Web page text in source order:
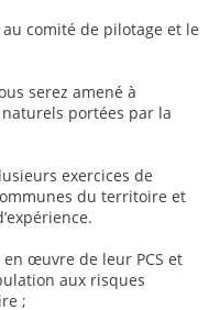
comité de pilotage et le
serez amené à
portées par la
exercices de
du territoire et
œuvre de leur PCS et
aux risques
;